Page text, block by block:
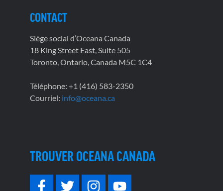
CONTACT
Siège social d’Oceana Canada
18 King Street East, Suite 505
Toronto, Ontario, Canada M5C 1C4
Téléphone: +1 (416) 583-2350
Courriel: info@oceana.ca
TROUVER OCEANA CANADA